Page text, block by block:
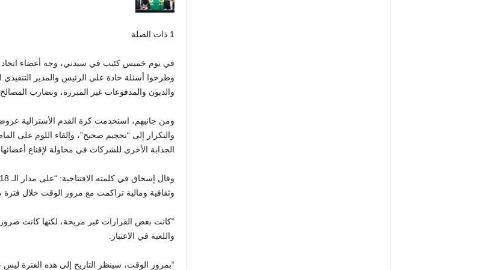
1 ذات الصلة
في يوم خميس كئيب في سيدني، وجه أعضاء اتحاد
وطرحوا أسئلة حادة على الرئيس والمدير التنفيذي
والديون والمدفوعات غير المبررة، وتضارب
ومن جانبهم، استخدمت كرة القدم الأسترالية
والتكرار إلى “تحجيم صحيح”، وإلقاء اللوم على
الجذابة الأخرى للشركات في محاولة لإقناع
وثقافية ومالية تراكمت مع مرور الوقت خلال
“كانت بعض القرارات غير مريحة، لكنها كانت
واللعبة في الاعتبار.
“بمرور الوقت، سينظر التاريخ إلى هذه الفترة